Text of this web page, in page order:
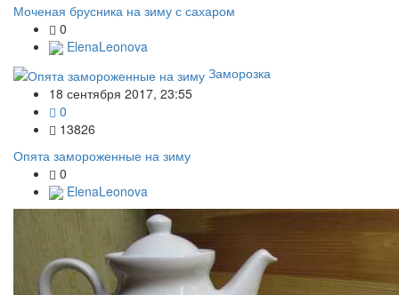
Моченая брусника на зиму с сахаром
0
ElenaLeonova
Заморозка
18 сентября 2017, 23:55
0
13826
Опята замороженные на зиму
0
ElenaLeonova